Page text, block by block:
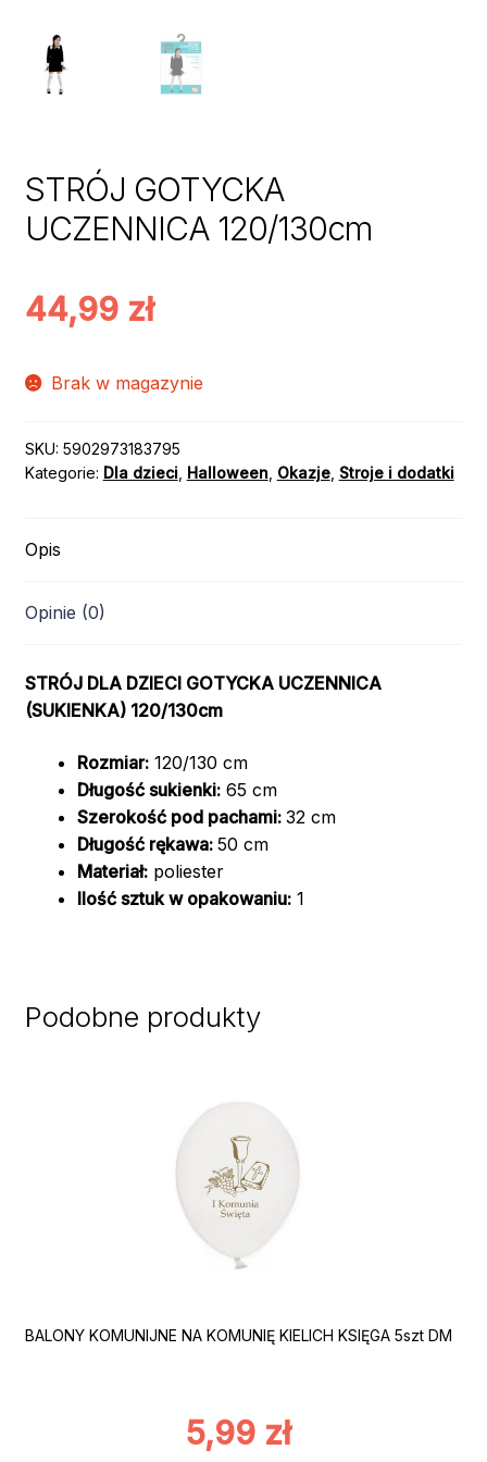
STRÓJ GOTYCKA
UCZENNICA 120/130cm
44,99 zł
Brak w magazynie
SKU: 5902973183795
Kategorie: Dla dzieci, Halloween, Okazje, Stroje i dodatki
Opis
Opinie (0)
STRÓJ DLA DZIECI GOTYCKA UCZENNICA
(SUKIENKA) 120/130cm
Rozmiar:120/130 cm
Długość sukienki:65 cm
Szerokość pod pachami: 32 cm
Długość rękawa: 50 cm
Materiał:poliester
Ilość sztuk w opakowaniu:1
Podobne produkty
BALONY KOMUNIJNE NA KOMUNIĘ KIELICH KSIĘGA 5szt DM
5,99 zł